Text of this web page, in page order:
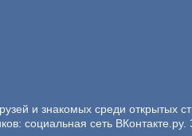
и знакомых среди открытых
социальная сеть